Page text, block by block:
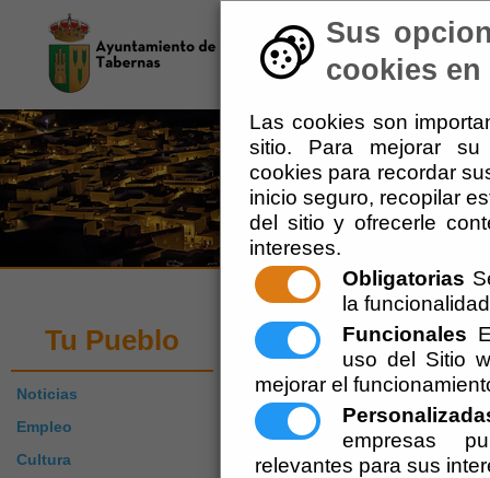
Sus
cookies
Las cookies son
sitio. Para mejorar su
cookies para recordar
inicio seguro, recopilar
del sitio y ofrecerle
intereses.
Obligatorias
la
Funcionales
uso del Sitio
mejorar el
empresas
relevantes para sus
El Ayuntamiento
Tu Pueblo
Noticias
Empleo
Cultura
Deportes
Escuchar